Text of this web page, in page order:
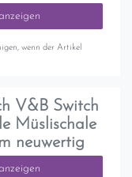
wenn der Artikel
V&B Switch
Müslischale
neuwertig